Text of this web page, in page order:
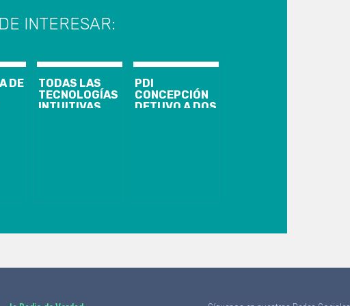
INTERESAR:
DE
TODAS LAS
TECNOLOGÍAS
INTUITIVAS
IMPORTANTE
PDI
CONCEPCIÓN
DETUVO A DOS